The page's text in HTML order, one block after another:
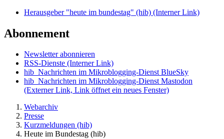
Herausgeber "heute im bundestag" (hib) (Interner Link)
Abonnement
Newsletter abonnieren
RSS-Dienste (Interner Link)
hib_Nachrichten im Mikroblogging-Dienst BlueSky
hib_Nachrichten im Mikroblogging-Dienst Mastodon
(Externer Link, Link öffnet ein neues Fenster)
Webarchiv
Presse
Kurzmeldungen (hib)
Heute im Bundestag (hib)